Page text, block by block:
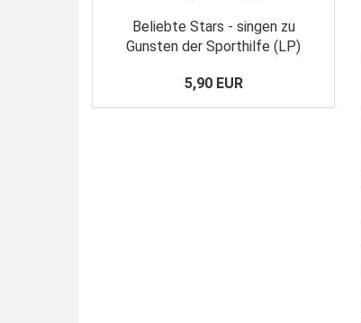
Beliebte Stars - singen zu
Gunsten der Sporthilfe (LP)
5,90 EUR